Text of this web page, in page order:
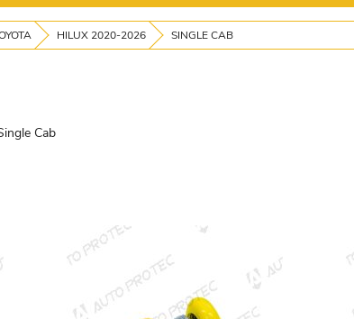
HILUX 2020-2026 SINGLE CAB
Cab